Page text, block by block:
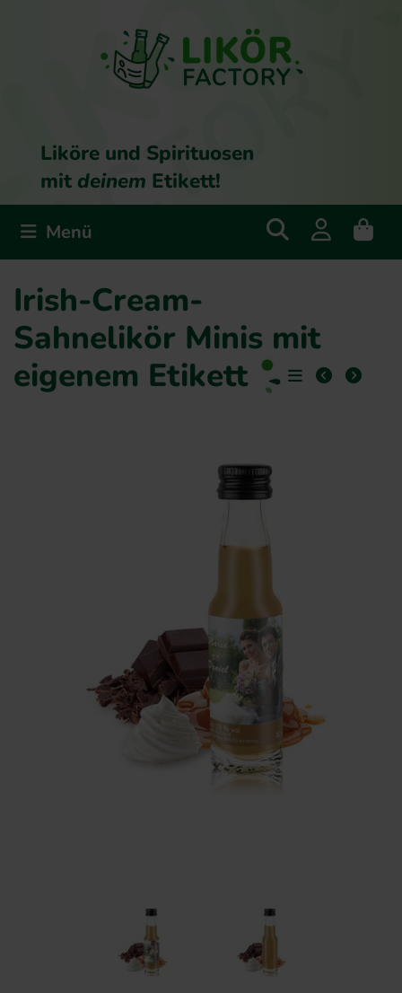
Liköre und Spirituosen
mit deinem Etikett!
Menü
Irish-Cream-
Sahnelikör Minis mit
eigenem Etikett